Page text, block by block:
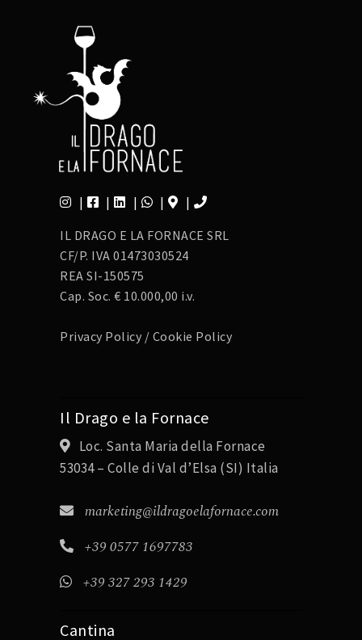
IL DRAGO E LA FORNACE SRL
CF/P. IVA 01473030524
REA SI-150575
Cap. Soc. € 10.000,00 i.v.
Privacy Policy / Cookie Policy
Il Drago e la Fornace
Loc. Santa Maria della Fornace
53034 – Colle di Val d’Elsa (SI) Italia
marketing@ildragoelafornace.com
+39 0577 1697783
+39 327 293 1429
Cantina